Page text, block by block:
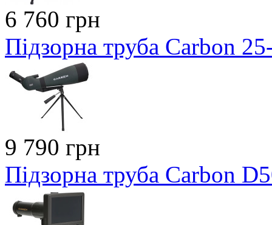
6 760 грн
Підзорна труба Carbon
9 790 грн
Підзорна труба Carbon